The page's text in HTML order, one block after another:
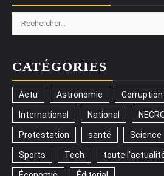
Rechercher :
CATÉGORIES
Actu Astronomie Corruption
International National
Protestation santé Science
Sports Tech toute